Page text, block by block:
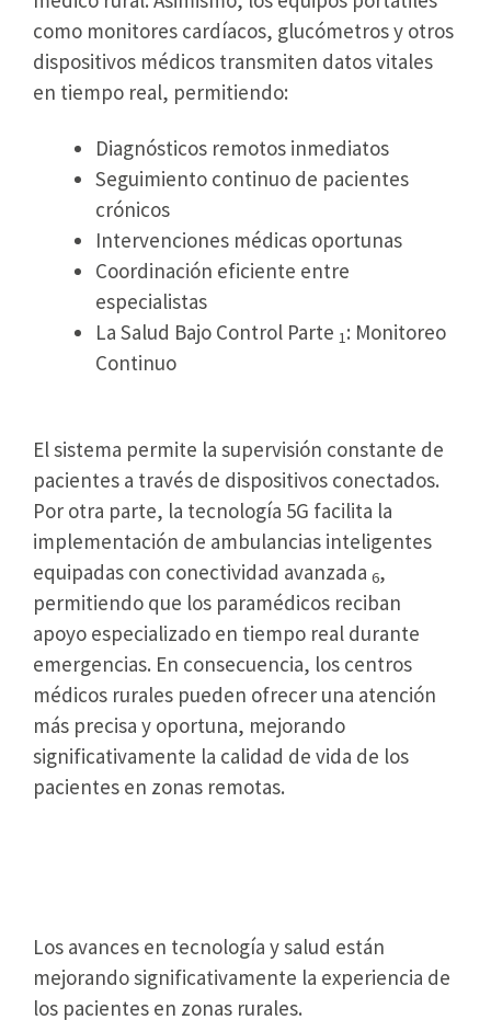
como monitores cardíacos, glucómetros y otros
dispositivos médicos transmiten datos vitales
en tiempo real, permitiendo:
Diagnósticos remotos inmediatos
Seguimiento continuo de pacientes
crónicos
Intervenciones médicas oportunas
Coordinación eficiente entre
especialistas
La Salud Bajo Control Parte 1: Monitoreo
Continuo
El sistema permite la supervisión constante de
pacientes a través de dispositivos conectados.
Por otra parte, la tecnología 5G facilita la
implementación de ambulancias inteligentes
equipadas con conectividad avanzada 6,
permitiendo que los paramédicos reciban
apoyo especializado en tiempo real durante
emergencias. En consecuencia, los centros
médicos rurales pueden ofrecer una atención
más precisa y oportuna, mejorando
significativamente la calidad de vida de los
pacientes en zonas remotas.
Los avances en tecnología y salud están
mejorando significativamente la experiencia de
los pacientes en zonas rurales.